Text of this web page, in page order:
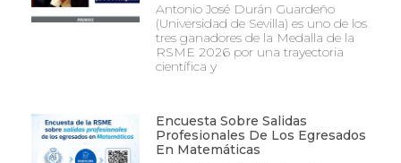
Antonio José Durán Guardeño
(Universidad de Sevilla) es uno de los
tres ganadores de la Medalla de la
RSME 2026 por una trayectoria
científica y
Encuesta Sobre Salidas
Profesionales De Los Egresados
En Matemáticas